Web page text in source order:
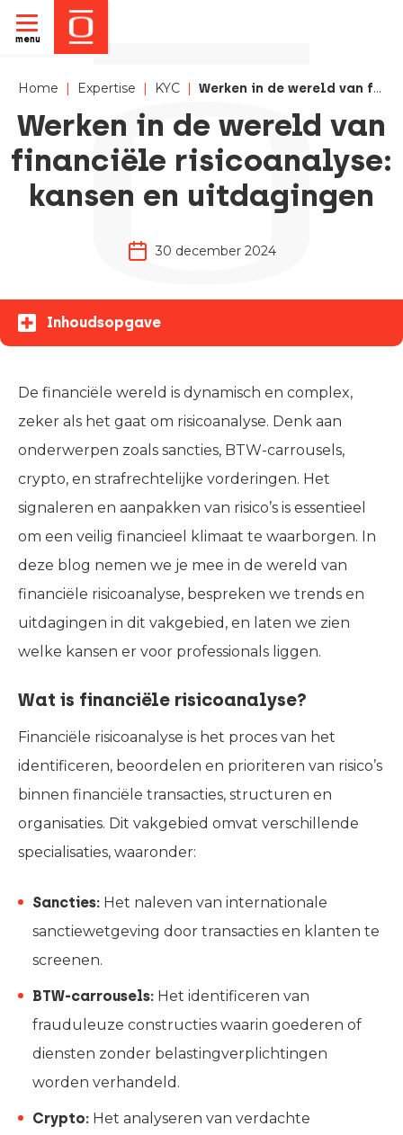
menu
Home | Expertise | KYC | Werken in de wereld van financiële risicoanalyse: kansen en uitdagingen
Werken in de wereld van
financiële risicoanalyse:
kansen en uitdagingen
30 december 2024
Inhoudsopgave
De financiële wereld is dynamisch en complex,
zeker als het gaat om risicoanalyse. Denk aan
onderwerpen zoals sancties, BTW-carrousels,
crypto, en strafrechtelijke vorderingen. Het
signaleren en aanpakken van risico’s is essentieel
om een veilig financieel klimaat te waarborgen. In
deze blog nemen we je mee in de wereld van
financiële risicoanalyse, bespreken we trends en
uitdagingen in dit vakgebied, en laten we zien
welke kansen er voor professionals liggen.
Wat is financiële risicoanalyse?
Financiële risicoanalyse is het proces van het
identificeren, beoordelen en prioriteren van risico’s
binnen financiële transacties, structuren en
organisaties. Dit vakgebied omvat verschillende
specialisaties, waaronder:
Sancties: Het naleven van internationale
sanctiewetgeving door transacties en klanten te
screenen.
BTW-carrousels: Het identificeren van
frauduleuze constructies waarin goederen of
diensten zonder belastingverplichtingen
worden verhandeld.
Crypto: Het analyseren van verdachte